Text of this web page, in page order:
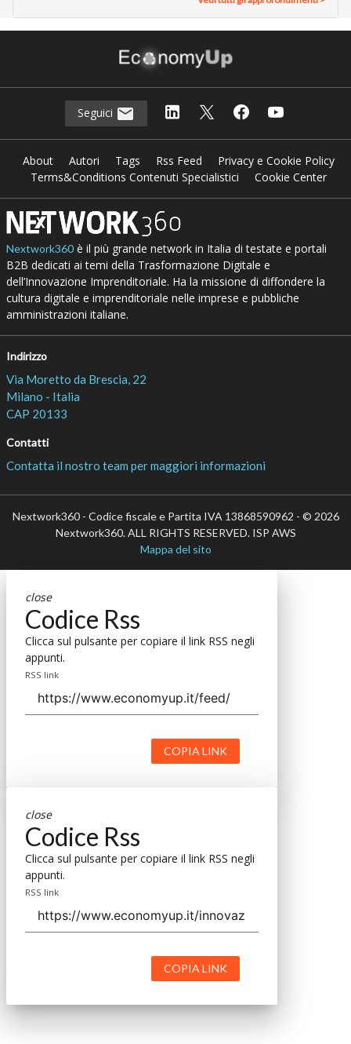
Seguici
About Autori Tags Rss Feed
Privacy e Cookie Policy
Terms&Conditions Contenuti Specialistici
Cookie Center
Nextwork360è il più grande network in Italia di testate e portali
B2B dedicati ai temi della Trasformazione Digitale e
dell’Innovazione Imprenditoriale. Ha la missione di diffondere la
cultura digitale e imprenditoriale nelle imprese e pubbliche
amministrazioni italiane.
Indirizzo
Via Moretto da Brescia, 22
Milano - Italia
CAP 20133
Contatti
Contatta il nostro team per maggiori informazioni
Nextwork360 - Codice fiscale e Partita IVA 13868590962 - © 2026
Nextwork360. ALL RIGHTS RESERVED. ISP AWS
Mappa del sito
close
Codice Rss
Clicca sul pulsante per copiare il link RSS negli
appunti.
RSS link
COPIA LINK
close
Codice Rss
Clicca sul pulsante per copiare il link RSS negli
appunti.
RSS link
COPIA LINK